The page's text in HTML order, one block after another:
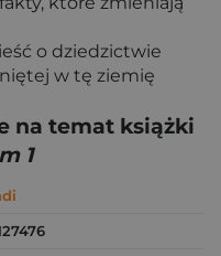
o dziedzictwie
w tę ziemię
na temat książki
1